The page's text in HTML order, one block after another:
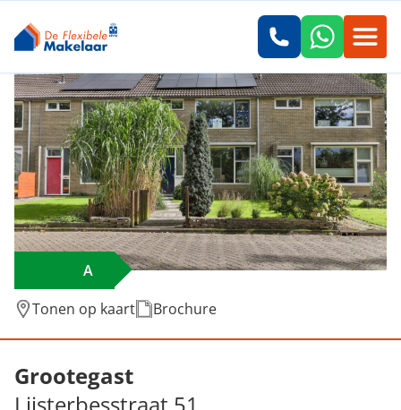
A
Tonen op kaart
Brochure
Grootegast